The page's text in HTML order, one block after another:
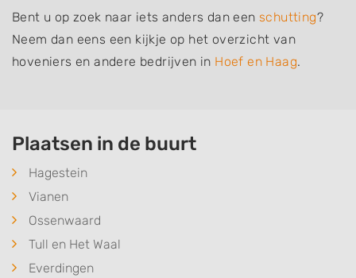
Bent u op zoek naar iets anders dan een schutting?
Neem dan eens een kijkje op het overzicht van
hoveniers en andere bedrijven in Hoef en Haag.
Plaatsen in de buurt
Hagestein
Vianen
Ossenwaard
Tull en Het Waal
Everdingen